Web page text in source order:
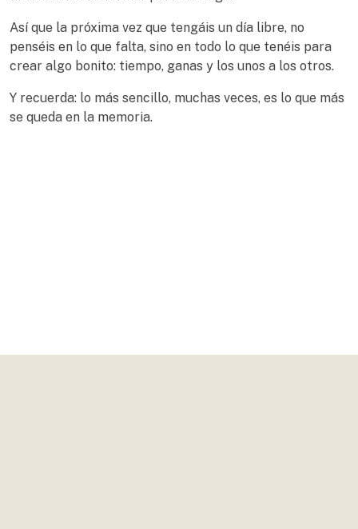
Así que la próxima vez que tengáis un día libre, no
penséis en lo que falta, sino en todo lo que tenéis para
crear algo bonito: tiempo, ganas y los unos a los otros.
Y recuerda: lo más sencillo, muchas veces, es lo que más
se queda en la memoria.